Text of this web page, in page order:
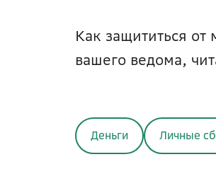
Как защититься от
вашего ведома,
Деньги Личные